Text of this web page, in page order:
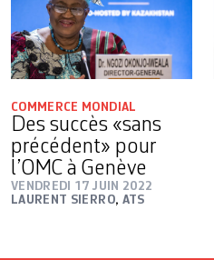
COMMERCE MONDIAL
Des succès «sans
précédent» pour
l’OMC à Genève
VENDREDI 17 JUIN 2022
LAURENT SIERRO, ATS